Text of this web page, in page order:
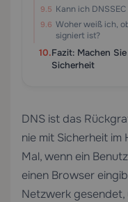
Kann ich
Woher weiß ich,
signiert ist?
Fazit: Machen
Sicherheit
DNS ist das
nie mit Sicherheit
Mal, wenn ein
einen Browser
Netzwerk gesendet,